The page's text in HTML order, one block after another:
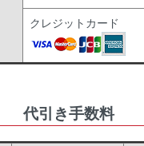
クレジットカード
代引き手数料